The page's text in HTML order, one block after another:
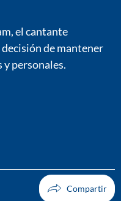
el cantante
de mantener
y personales.